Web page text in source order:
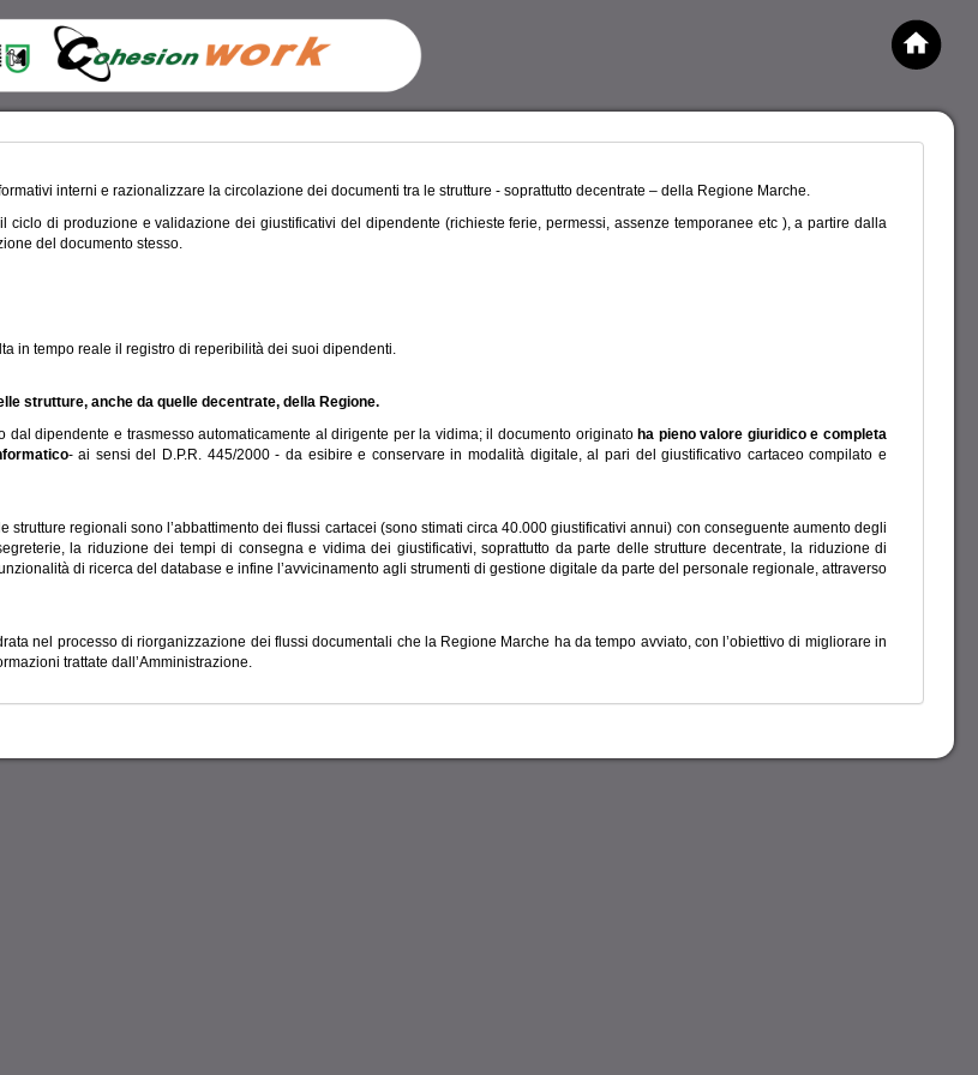
interni e razionalizzare la circolazione dei documenti tra le strutture - soprattutto decentrate – della Regione Marche.
il ciclo di produzione e validazione dei giustificativi del dipendente (richieste ferie, permessi, assenze temporanee etc ), a partire dalla
del documento stesso.
in tempo reale il registro di reperibilità dei suoi dipendenti.
strutture, anche da quelle decentrate, della Regione.
dal dipendente e trasmesso automaticamente al dirigente per la vidima; il documento originato ha pieno valore giuridico e completa
- ai sensi del D.P.R. 445/2000 - da esibire e conservare in modalità digitale, al pari del giustificativo cartaceo compilato e
regionali sono l’abbattimento dei flussi cartacei (sono stimati circa 40.000 giustificativi annui) con conseguente aumento degli
la riduzione dei tempi di consegna e vidima dei giustificativi, soprattutto da parte delle strutture decentrate, la riduzione di
di ricerca del database e infine l’avvicinamento agli strumenti di gestione digitale da parte del personale regionale, attraverso
nel processo di riorganizzazione dei flussi documentali che la Regione Marche ha da tempo avviato, con l’obiettivo di migliorare in
trattate dall’Amministrazione.